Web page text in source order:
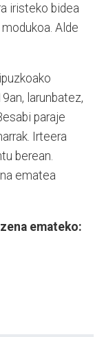
iristeko bidea
Alde
larunbatez,
paraje
Irteera
berean.
ematea
emateko: